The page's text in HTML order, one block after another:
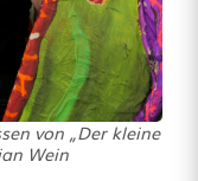
von „Der kleine
Wein